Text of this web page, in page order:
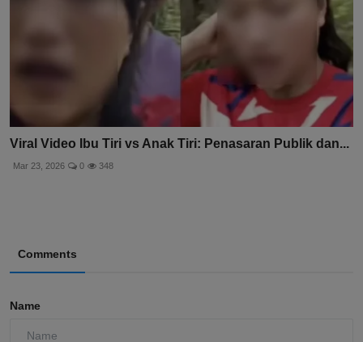
Viral Video Ibu Tiri vs Anak Tiri: Penasaran Publik dan...
Mar 23, 2026 0 348
Comments
Name